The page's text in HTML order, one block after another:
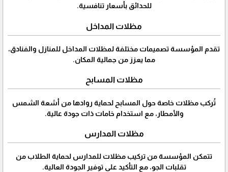
للحدائق بأسعار تنافسية.
مظلات المداخل
تقدم المؤسسة تصميمات مختلفة لمظلات المداخل للمنازل والفنادق،
مما يعزز من جمالية المكان.
مظلات المسابح
تُركب مظلات خاصة حول المسابح لحماية روادها من أشعة الشمس
والأمطار، مع استخدام خامات ذات جودة عالية.
مظلات المدارس
تتمكن المؤسسة من تركيب مظلات للمدارس لحماية الطلاب من
تقلبات الجو، مع التأكيد على توفير الجودة العالية.